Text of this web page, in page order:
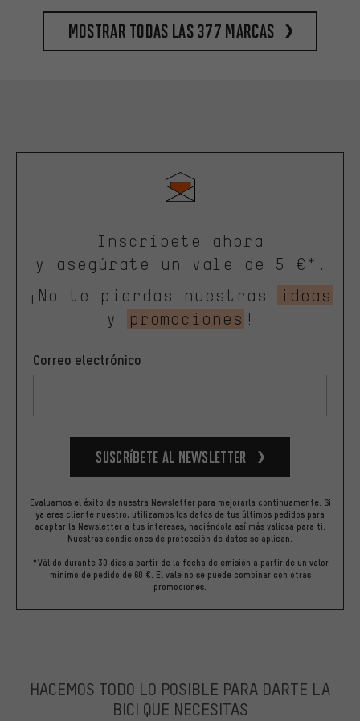
Mostrar todas las 377 marcas
Inscríbete ahora
y asegúrate un vale de 5 €*.
¡No te pierdas nuestras
ideas
y
promociones !
Correo electrónico
Suscríbete al newsletter
Evaluamos el éxito de nuestra Newsletter para mejorarla continuamente. Si
ya eres cliente nuestro, utilizamos los datos de tus últimos pedidos para
adaptar la Newsletter a tus intereses, haciéndola así más valiosa para ti.
Nuestras condiciones de protección de datos se aplican.
*Válido durante 30 días a partir de la fecha de emisión a partir de un valor
mínimo de pedido de 60 €. El vale no se puede combinar con otras
promociones.
HACEMOS TODO LO POSIBLE PARA DARTE LA
BICI QUE NECESITAS